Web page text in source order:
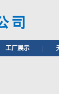
工厂展示